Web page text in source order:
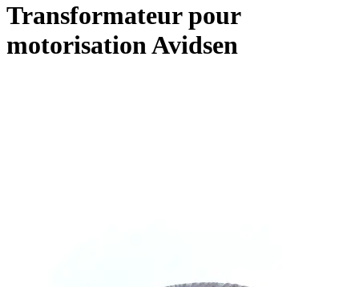
Transformateur pour
motorisation Avidsen